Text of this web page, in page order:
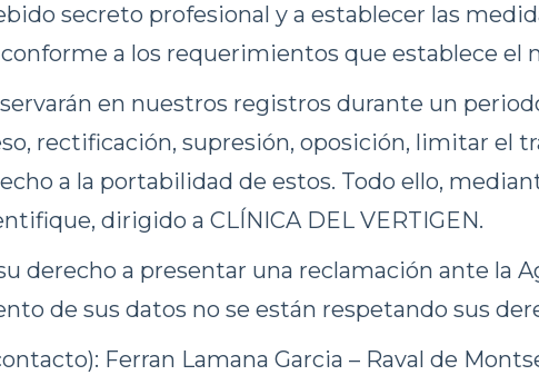
secreto profesional y a establecer las
a los requerimientos que establece el
en nuestros registros durante un
rectificación, supresión, oposición, limitar el
a la portabilidad de estos. Todo ello,
dirigido a CLÍNICA DEL VERTIGEN.
derecho a presentar una reclamación ante la
de sus datos no se están respetando sus
Ferran Lamana Garcia – Raval de